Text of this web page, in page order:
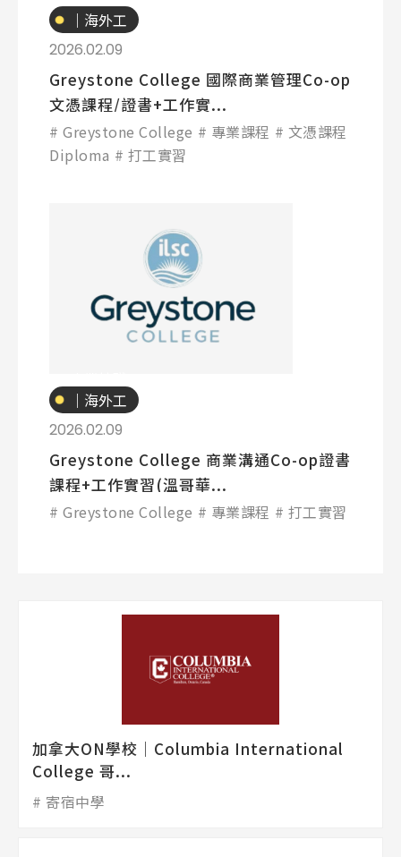
｜海外工
讀
2026.02.09
Greystone College 國際商業管理Co-op
文憑課程/證書+工作實...
Greystone College 專業課程
文憑課程
Diploma
打工實習
｜海外工
讀
2026.02.09
Greystone College 商業溝通Co-op證書
課程+工作實習(溫哥華...
Greystone College 專業課程 打工實習
加拿大ON學校│Columbia International
College 哥...
寄宿中學